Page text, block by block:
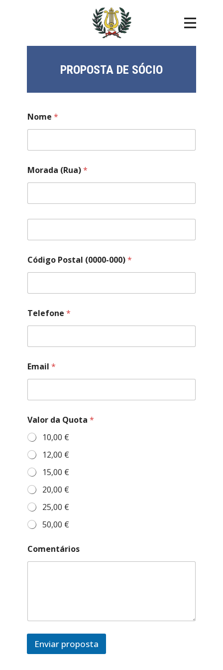
PROPOSTA DE SÓCIO
Nome *
Morada (Rua)*
Código Postal (0000-000)*
Telefone *
ó
d
g
C
o
m
e
n
á
i
o
s
(
0
0
Email *
Valor da Quota *
10,00 €
12,00 €
15,00 €
20,00 €
25,00 €
50,00 €
Comentários
Enviar proposta